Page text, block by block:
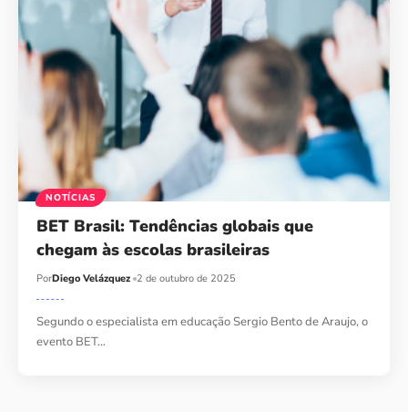
NOTÍCIAS
BET Brasil: Tendências globais que
chegam às escolas brasileiras
PorDiego Velázquez 2 de outubro de 2025
Segundo o especialista em educação Sergio Bento de Araujo, o
evento BET…